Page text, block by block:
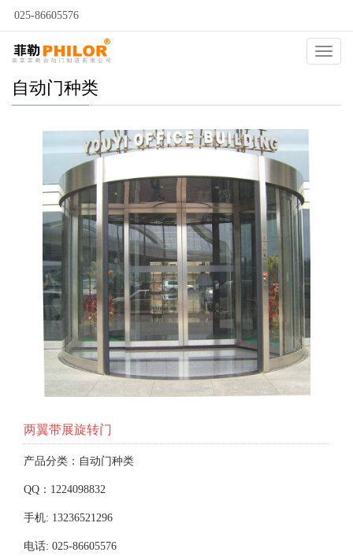
025-86605576
自动门种类
两翼带展旋转门
产品分类：自动门种类
QQ：1224098832
手机: 13236521296
电话: 025-86605576